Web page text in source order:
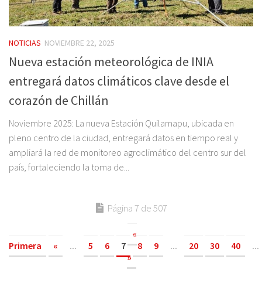
NOTICIAS NOVIEMBRE 22, 2025
Nueva estación meteorológica de INIA
entregará datos climáticos clave desde el
corazón de Chillán
Noviembre 2025: La nueva Estación Quilamapu, ubicada en
pleno centro de la ciudad, entregará datos en tiempo real y
ampliará la red de monitoreo agroclimático del centro sur del
país, fortaleciendo la toma de...
Página 7 de 507
«
Primera
« ... 5 6 7 8 9 ... 20 30 40
...
»